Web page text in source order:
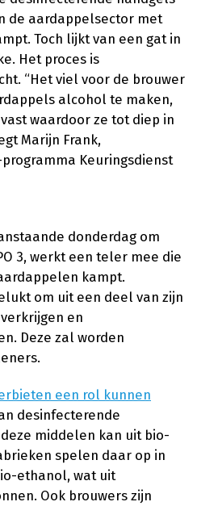
de aardappelsector met
Toch lijkt van een gat in
Het proces is
“Het viel voor de brouwer
alcohol te maken,
waardoor ze tot diep in
Marijn Frank,
Keuringsdienst
donderdag om
3, werkt een teler mee die
kampt.
om uit een deel van zijn
en
Deze zal worden
een rol kunnen
desinfecterende
middelen kan uit bio-
spelen daar op in
ethanol, wat uit
Ook brouwers zijn